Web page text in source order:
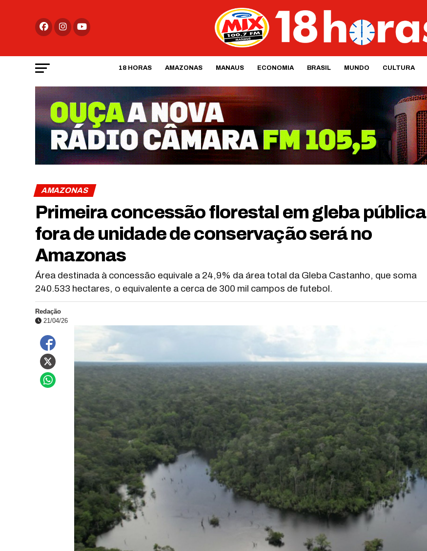
18 HORAS AMAZONAS MANAUS ECONOMIA BRASIL MUNDO CULTURA
AMAZONAS
Primeira concessão florestal em gleba pública
fora de unidade de conservação será no
Amazonas
Área destinada à concessão equivale a 24,9% da área total da Gleba Castanho, que soma
240.533 hectares, o equivalente a cerca de 300 mil campos de futebol.
Redação
21/04/26